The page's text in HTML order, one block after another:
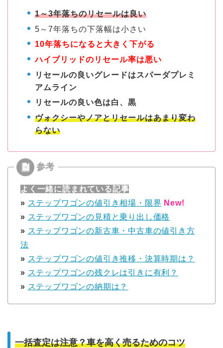
1～3年落ちのリセールは良い
5～7年落ちの下落幅は小さい
10年落ちになると大きく下がる
ハイブリッドのリセール率は悪い
リセールの良いグレードはスパーダプレミ
アムライン
リセールの良い色は白、黒
ヴォクシーやノアとリセールはあまり変わ
らない
よく一緒に読まれている記事
» ステップワゴンの値引き相場・限界 New!
» ステップワゴンの見積と乗り出し価格
» ステップワゴンの新古車・中古車の値引き方
法
» ステップワゴンの値引き推移・決算時期は？
» ステップワゴンの残クレは引きに有利？
» ステップワゴンの納期は？
一括査定は注意？車を高く売るためのコツ